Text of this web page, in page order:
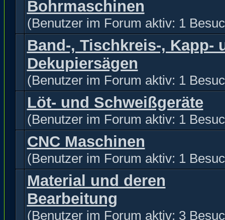
Bohrmaschinen
(Benutzer im Forum aktiv: 1
Band-, Tischkreis-, Kapp-
Dekupiersägen
(Benutzer im Forum aktiv: 1
Löt- und Schweißgeräte
(Benutzer im Forum aktiv: 1
CNC Maschinen
(Benutzer im Forum aktiv: 1
Material und deren
Bearbeitung
(Benutzer im Forum aktiv: 3